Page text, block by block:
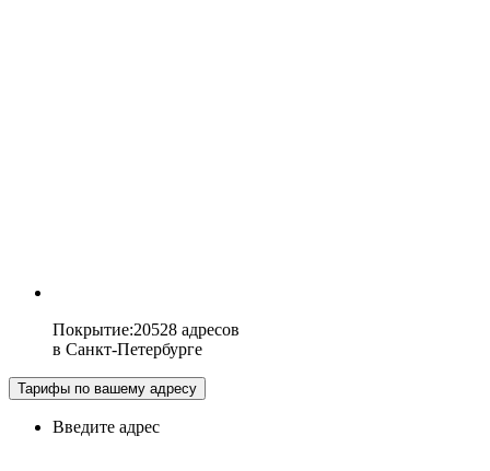
Покрытие:20528 адресов
в Санкт-Петербурге
Тарифы по вашему адресу
Введите адрес